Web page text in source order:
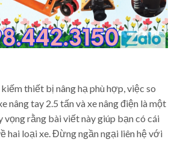
thiết bị nâng hạ phù hợp, việc so
nâng tay 2.5 tấn và xe nâng điện là một
rằng bài viết này giúp bạn có cái
hai loại xe. Đừng ngần ngại liên hệ với